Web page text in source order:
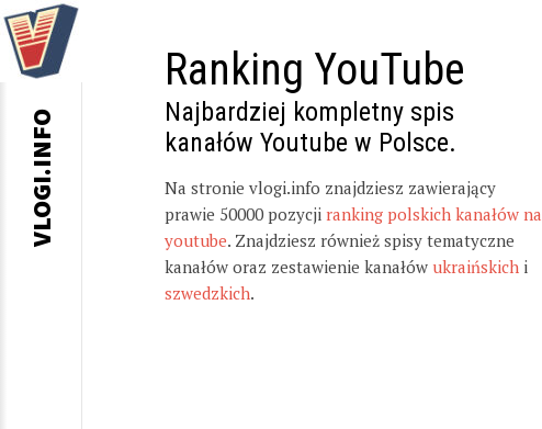
Ranking YouTube
Najbardziej kompletny spis
kanałów Youtube w Polsce.
Na stronie vlogi.info znajdziesz zawierający
prawie 50000 pozycji ranking polskich kanałów na
youtube. Znajdziesz również spisy tematyczne
kanałów oraz zestawienie kanałów ukraińskich i
szwedzkich.
VLOGI.INFO